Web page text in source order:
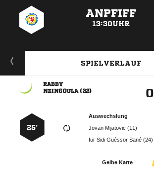
ANPFIFF
13:30UHR
SPIELVERLAUF


 
Auswechslung
  
für   
25’
Gelbe Karte